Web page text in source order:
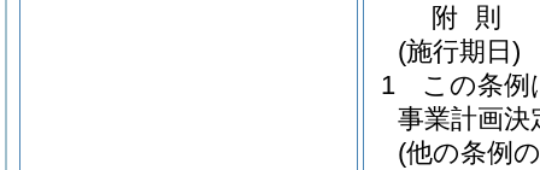
附 則
(施行期日)
1
この条例
事業計画
(他の条例